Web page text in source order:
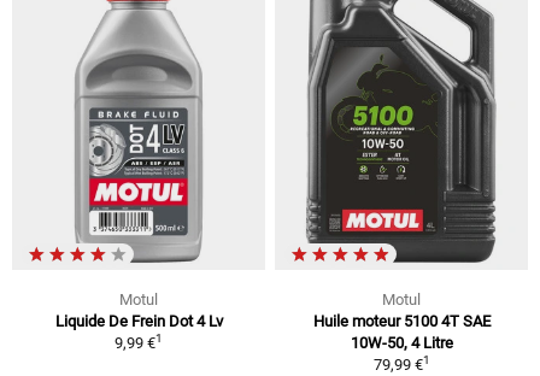
Motul
Liquide De Frein Dot 4 Lv
9,99 €1
Motul
Huile moteur 5100 4T SAE
10W-50, 4 Litre
79,99 €1